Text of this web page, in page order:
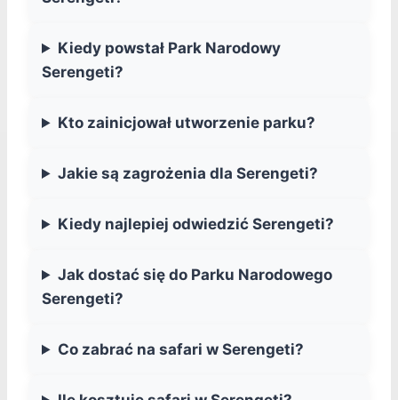
Kiedy powstał Park Narodowy
Serengeti?
Kto zainicjował utworzenie parku?
Jakie są zagrożenia dla Serengeti?
Kiedy najlepiej odwiedzić Serengeti?
Jak dostać się do Parku Narodowego
Serengeti?
Co zabrać na safari w Serengeti?